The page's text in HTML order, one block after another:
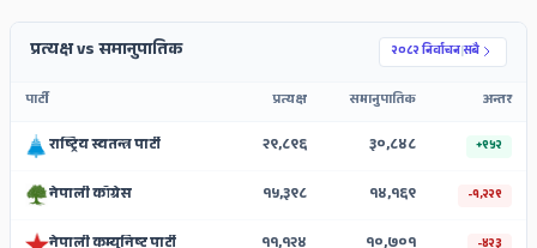
प्रत्यक्ष vs समानुपातिक २०८२ निर्वाचन|सबै
पार्टी प्रत्यक्ष समानुपातिक अन्तर
राष्ट्रिय स्वतन्त्र पार्टी २९,८९६ ३०,८४८ +९५२
नेपाली काँग्रेस १५,३९८ १४,१६९ -१,२२९